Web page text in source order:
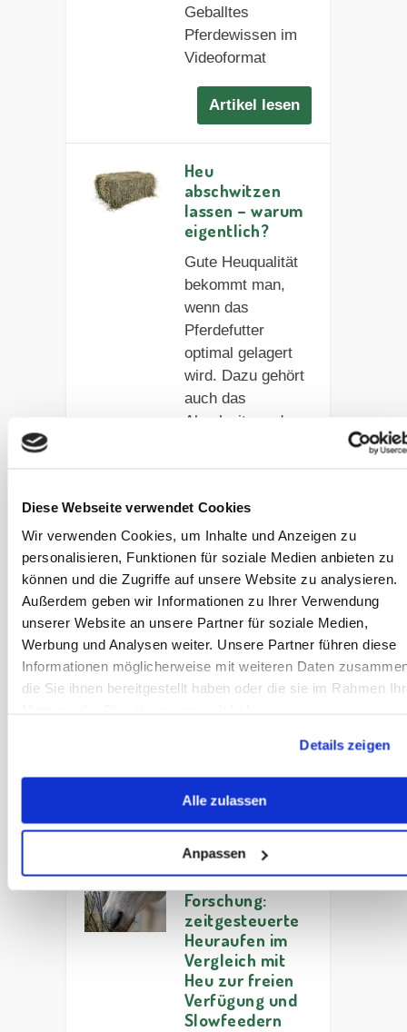
Diese Webseite verwendet Cookies
Wir verwenden Cookies, um Inhalte und Anzeigen zu
personalisieren, Funktionen für soziale Medien anbieten zu
können und die Zugriffe auf unsere Website zu analysieren.
Außerdem geben wir Informationen zu Ihrer Verwendung
unserer Website an unsere Partner für soziale Medien,
Werbung und Analysen weiter. Unsere Partner führen diese
Informationen möglicherweise mit weiteren Daten
die Sie ihnen bereitgestellt haben oder die sie im Rahmen
Details zeigen
Alle zulassen
Anpassen
Geballtes
Pferdewissen im
Videoformat
Artikel lesen
Heu
abschwitzen
lassen – warum
eigentlich?
Gute Heuqualität
bekommt man,
wenn das
Pferdefutter
optimal gelagert
wird. Dazu gehört
auch das
Abschwitzen des
Sanoanimal
Podcast #41 –
Slowfeeder
In diesem Podcast
beschäftigen wir
uns damit, was
Slowfeeder sind
Artikel lesen
Forschung:
zeitgesteuerte
Heuraufen im
Vergleich mit
Heu zur freien
Verfügung und
Slowfeedern